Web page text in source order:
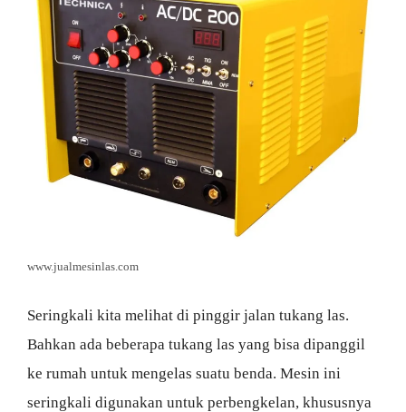
www.jualmesinlas.com
Seringkali kita melihat di pinggir jalan tukang las.
Bahkan ada beberapa tukang las yang bisa dipanggil
ke rumah untuk mengelas suatu benda. Mesin ini
seringkali digunakan untuk perbengkelan, khususnya